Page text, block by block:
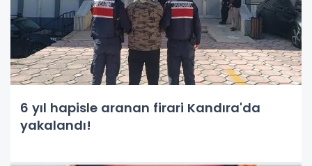
6 yıl hapisle aranan firari Kandıra'da
yakalandı!